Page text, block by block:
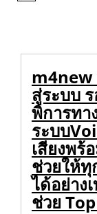
m4new
สู่ระบบ
พิการทา
ระบบ
เสียงพร้
ช่วยให้ทุ
ได้อย่าง
ช่วย